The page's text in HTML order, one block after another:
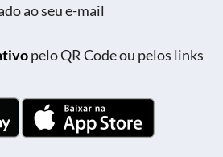
ao seu e-mail
pelo QR Code ou pelos links